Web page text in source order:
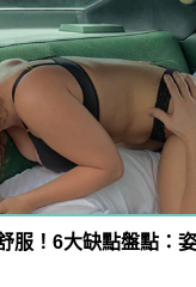
服！6大缺點盤點：